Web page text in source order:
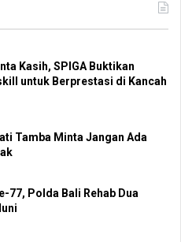
Kasih, SPIGA Buktikan
untuk Berprestasi di Kancah
Tamba Minta Jangan Ada
77, Polda Bali Rehab Dua